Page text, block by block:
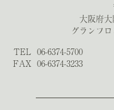
大阪府
グランフ
TEL 06-6374-5700
FAX 06-6374-3233